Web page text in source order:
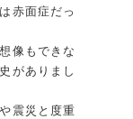
同好会活動
赤面症だっ
像もできな
がありまし
震災と度重